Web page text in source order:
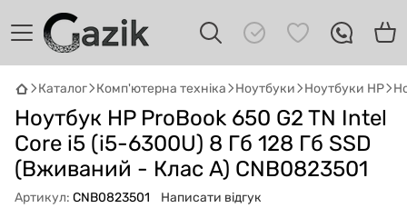
Каталог Комп'ютерна техніка Ноутбуки Ноутбуки HP
Ноутбук HP ProBook 650 G2 TN Intel
Core i5 (i5-6300U) 8 Гб 128 Гб SSD
(Вживаний - Клас A) CNB0823501
Артикул: CNB0823501 Написати відгук
GAZIK AI
Онлайн · пошук техніки
Привіт! 👋 Я Gazik AI — допоможу
підібрати вживану комп'ютерну техніку.